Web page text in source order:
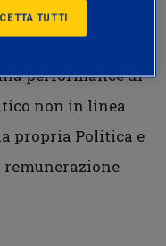
alla soglia
è il Presidente
performance di
non in linea
propria Politica e
remunerazione
TUTTI